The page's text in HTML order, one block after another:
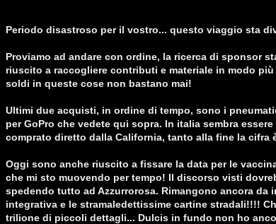
Periodo disastroso per il vostro... questo viaggio sta
Proviamo ad andare con ordine, la ricerca di sponsor
riuscito a raccogliere contributi e materiale in modo
soldi in queste cose non bastano mai!
Ultimi due acquisti, in ordine di tempo, sono i
per GoPro che vedete qui sopra. In italia sembra
comprato diretto dalla California, tanto alla fine la cifra
Oggi sono anche riuscito a fissare la data per le
che mi sto muovendo per tempo! Il discorso visti
spedendo tutto ad Azzurrorosa. Rimangono ancora da
integrativa e le stramaledettissime cartine stradali!!!!
trilione di piccoli dettagli... Dulcis in fundo non ho